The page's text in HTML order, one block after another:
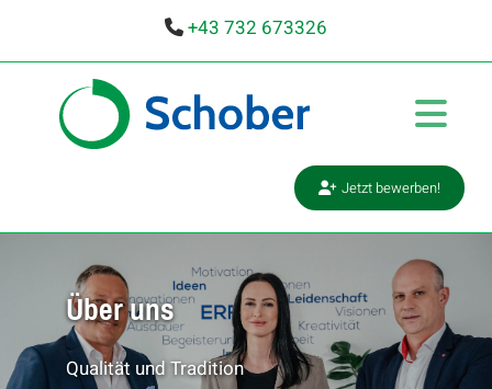
 +43 732 673326
Jetzt bewerben!
Über uns
Qualität und Tradition